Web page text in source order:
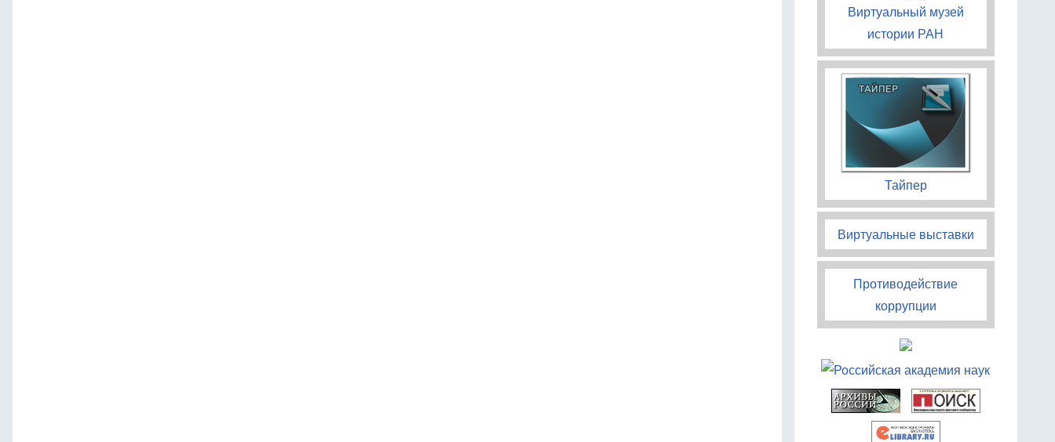
Виртуальный музей
истории РАН
Тайпер
Виртуальные выставки
Противодействие
коррупции